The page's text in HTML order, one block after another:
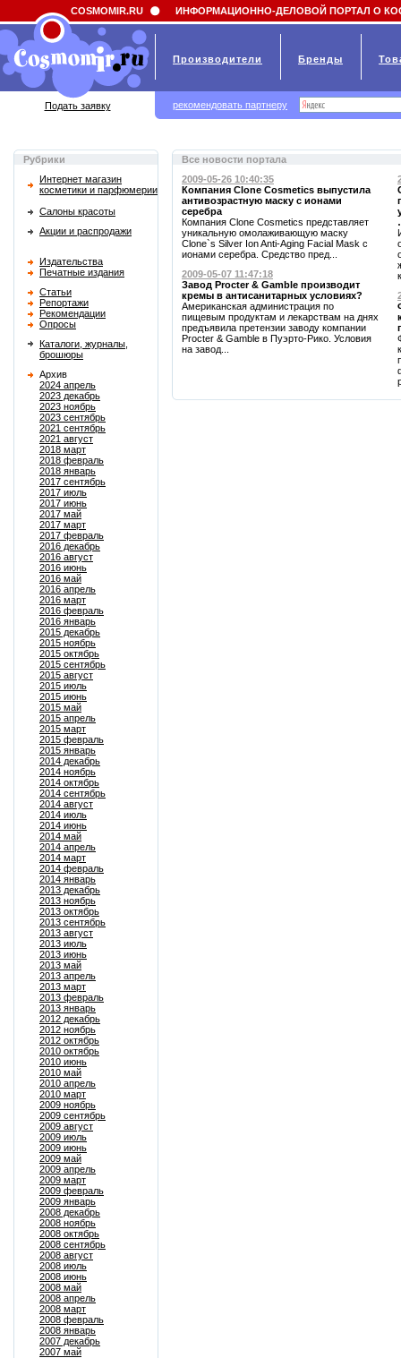
Field 'news_title' doesn't have a default value
Рубрики
Интернет магазин
косметики и парфюмерии
Салоны красоты
Акции и распродажи
Издательства
Печатные издания
Статьи
Репортажи
Рекомендации
Опросы
Каталоги, журналы,
брошюры
Архив
2024 апрель
2023 декабрь
2023 ноябрь
2023 сентябрь
2021 сентябрь
2021 август
2018 март
2018 февраль
2018 январь
2017 сентябрь
2017 июль
2017 июнь
2017 май
2017 март
2017 февраль
2016 декабрь
2016 август
2016 июнь
2016 май
2016 апрель
2016 март
2016 февраль
2016 январь
2015 декабрь
2015 ноябрь
2015 октябрь
2015 сентябрь
2015 август
2015 июль
2015 июнь
2015 май
2015 апрель
2015 март
2015 февраль
2015 январь
2014 декабрь
2014 ноябрь
2014 октябрь
2014 сентябрь
2014 август
2014 июль
2014 июнь
2014 май
2014 апрель
2014 март
2014 февраль
2014 январь
2013 декабрь
2013 ноябрь
2013 октябрь
2013 сентябрь
2013 август
2013 июль
2013 июнь
2013 май
2013 апрель
2013 март
2013 февраль
2013 январь
2012 декабрь
2012 ноябрь
2012 октябрь
2010 октябрь
2010 июнь
2010 май
2010 апрель
2010 март
2009 ноябрь
2009 сентябрь
2009 август
2009 июль
2009 июнь
2009 май
2009 апрель
2009 март
2009 февраль
2009 январь
2008 декабрь
2008 ноябрь
2008 октябрь
2008 сентябрь
2008 август
2008 июль
2008 июнь
2008 май
2008 апрель
2008 март
2008 февраль
2008 январь
2007 декабрь
2007 май
Все новости портала
2009-05-26 10:40:35
Компания Clone Cosmetics выпустила
антивозрастную маску с ионами
серебра
Компания Clone Cosmetics представляет
уникальную омолаживающую маску
Clone`s Silver Ion Anti-Aging Facial Mask с
ионами серебра. Средство пред...
2009-05-07 11:47:18
Завод Procter & Gamble производит
кремы в антисанитарных условиях?
Американская администрация по
пищевым продуктам и лекарствам на днях
предъявила претензии заводу компании
Procter & Gamble в Пуэрто-Рико. Условия
на завод...
COSMOMIR.RU ИНФОРМАЦИОННО-ДЕЛОВОЙ ПОРТАЛ О
Производители Бренды
Подать заявку рекомендовать партнеру